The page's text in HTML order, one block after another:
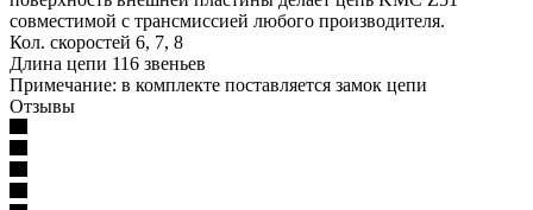
совместимой с трансмиссией любого производителя.
Кол. скоростей 6, 7, 8
Длина цепи 116 звеньев
Примечание: в комплекте поставляется замок цепи
Отзывы